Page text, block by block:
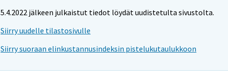
5.4.2022 jälkeen julkaistut tiedot löydät uudistetulta sivustolta.
Siirry uudelle tilastosivulle
Siirry suoraan elinkustannusindeksin pistelukutaulukkoon